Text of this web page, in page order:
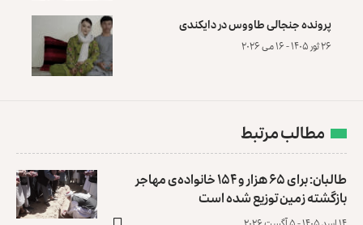
پرونده‌ جنجالی طاووس در دایکندی
۲۶ ثور ۱۴۰۵ - ۱۶ می ۲۰۲۶
مطالب مرتبط
طالبان: برای ۶۵ هزار و ۱۵۴ خانواده‌ی مهاجر
بازگشته زمین توزیع ‏شده است